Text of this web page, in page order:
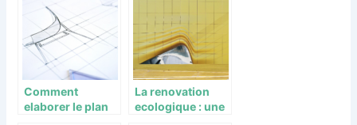
pour les
professionnels ?
l’accompagneme
nt funeraire
Comment
elaborer le plan
La renovation
ecologique : une